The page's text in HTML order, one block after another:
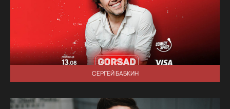
СЕРГЕЙ БАБКИН